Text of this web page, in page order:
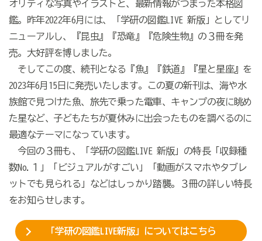
オリティな写真やイラストと、最新情報がつまった本格図
鑑。昨年2022年6月には、「学研の図鑑LIVE 新版」としてリ
ニューアルし、『昆虫』『恐竜』『危険生物』の３冊を発
売。大好評を博しました。
そしてこの度、続刊となる『魚』『鉄道』『星と星座』を
2023年6月15日に発売いたします。この夏の新刊は、海や水
族館で見つけた魚、旅先で乗った電車、キャンプの夜に眺め
た星など、子どもたちが夏休みに出会ったものを調べるのに
最適なテーマになっています。
今回の３冊も、「学研の図鑑LIVE 新版」の特長「収録種
数No.１」「ビジュアルがすごい」「動画がスマホやタブレ
ットでも見られる」などはしっかり踏襲。３冊の詳しい特長
をお知らせします。
「学研の図鑑LIVE新版」についてはこちら